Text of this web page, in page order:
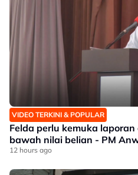
VIDEO TERKINI & POPULAR
Felda perlu kemuka
bawah nilai belian - PM
12 hours ago